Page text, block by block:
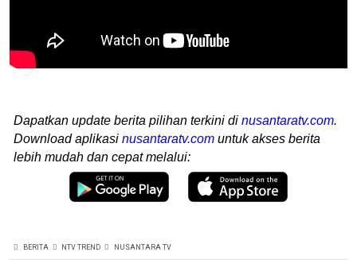
Dapatkan update berita pilihan terkini di nusantaratv.com.
Download aplikasi nusantaratv.com untuk akses berita
lebih mudah dan cepat melalui:
BERITA NTV TREND NUSANTARA TV